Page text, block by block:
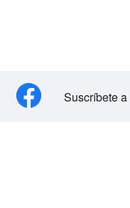
Suscríbete a